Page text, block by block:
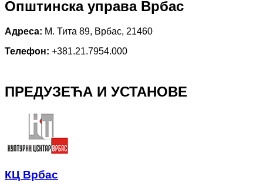
Општинска управа Врбас
Адреса: М. Тита 89, Врбас, 21460
Телефон: +381.21.7954.000
ПРЕДУЗЕЋА И УСТАНОВЕ
КЦ Врбас